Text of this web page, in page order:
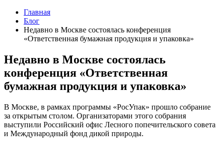
Главная
Блог
Недавно в Москве состоялась конференция
«Ответственная бумажная продукция и упаковка»
Недавно в Москве состоялась
конференция «Ответственная
бумажная продукция и упаковка»
В Москве, в рамках программы «РосУпак» прошло собрание
за открытым столом. Организаторами этого собрания
выступили Российский офис Лесного попечительского совета
и Международный фонд дикой природы.